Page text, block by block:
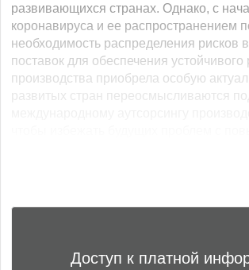
развивающихся странах. Однако, с
коронавируса и ее распространением
необходимость распределения рисков
поставок для обеспечения устойчивого
производства приобрела особую
развитых стран переосмысливаются
Доступ к платной